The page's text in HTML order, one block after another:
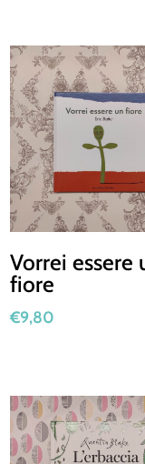
Vorrei essere
fiore
€9,80